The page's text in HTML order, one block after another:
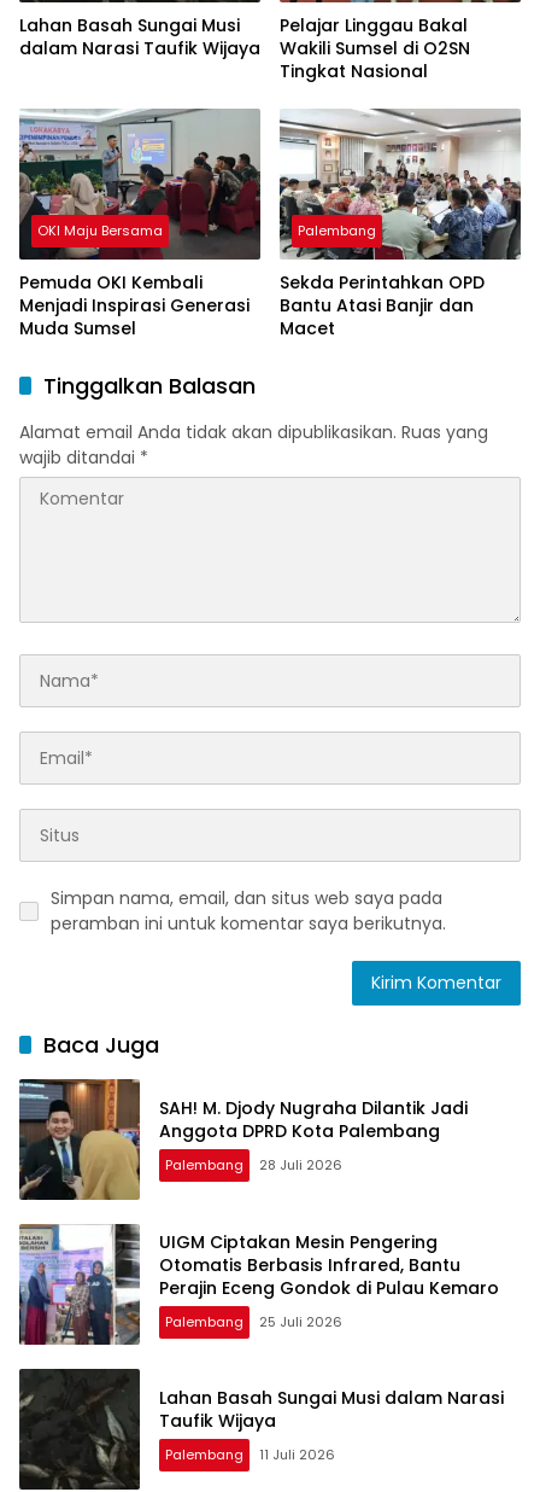
Lahan Basah Sungai Musi
dalam Narasi Taufik Wijaya
Pelajar Linggau Bakal
Wakili Sumsel di O2SN
Tingkat Nasional
OKI Maju Bersama
Pemuda OKI Kembali
Menjadi Inspirasi Generasi
Muda Sumsel
Palembang
Sekda Perintahkan OPD
Bantu Atasi Banjir dan
Macet
Tinggalkan Balasan
Alamat email Anda tidak akan dipublikasikan. Ruas yang
wajib ditandai *
Simpan nama, email, dan situs web saya pada
peramban ini untuk komentar saya berikutnya.
Baca Juga
SAH! M. Djody Nugraha Dilantik Jadi
Anggota DPRD Kota Palembang
Palembang 28 Juli 2026
UIGM Ciptakan Mesin Pengering
Otomatis Berbasis Infrared, Bantu
Perajin Eceng Gondok di Pulau Kemaro
Palembang 25 Juli 2026
Lahan Basah Sungai Musi dalam Narasi
Taufik Wijaya
Palembang 11 Juli 2026